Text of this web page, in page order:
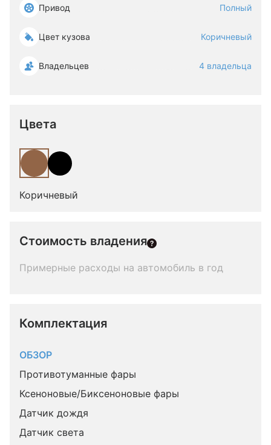
Привод Полный
Цвет кузова Коричневый
Владельцев 4 владельца
Цвета
Коричневый
Стоимость владения
Примерные расходы на автомобиль в год
Комплектация
ОБЗОР
Противотуманные фары
Ксеноновые/Биксеноновые фары
Датчик дождя
Датчик света